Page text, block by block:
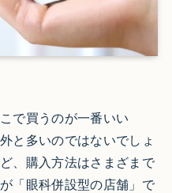
で買うのが一番いい
と多いのではないでしょ
、購入方法はさまざまで
「眼科併設型の店舗」で